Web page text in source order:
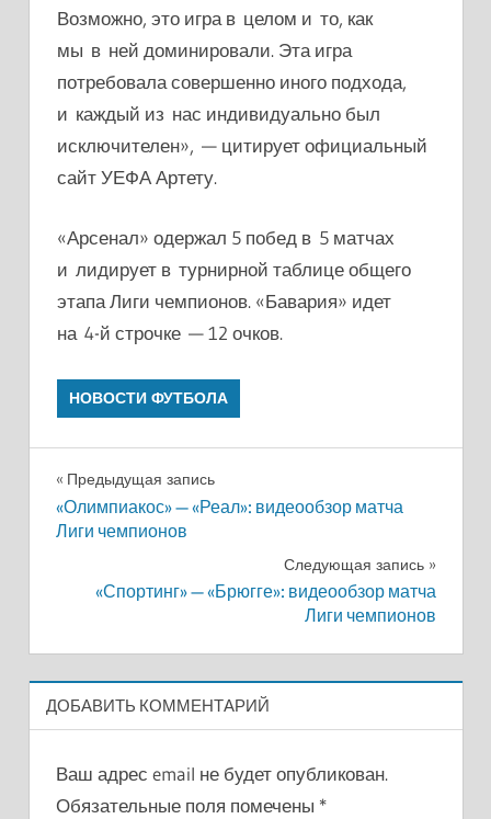
Возможно, это игра в целом и то, как
мы в ней доминировали. Эта игра
потребовала совершенно иного подхода,
и каждый из нас индивидуально был
исключителен», — цитирует официальный
сайт УЕФА Артету.
«Арсенал» одержал 5 побед в 5 матчах
и лидирует в турнирной таблице общего
этапа Лиги чемпионов. «Бавария» идет
на 4-й строчке — 12 очков.
НОВОСТИ ФУТБОЛА
Навигация
по
Предыдущая запись
«Олимпиакос» — «Реал»: видеообзор матча
Лиги чемпионов
Следующая запись
«Спортинг» — «Брюгге»: видеообзор матча
Лиги чемпионов
ДОБАВИТЬ КОММЕНТАРИЙ
Ваш адрес email не будет опубликован.
Обязательные поля помечены *